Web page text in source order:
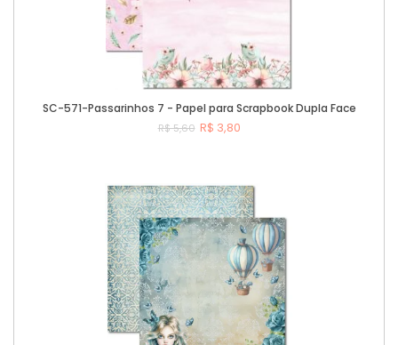
SC-571-Passarinhos 7 - Papel para Scrapbook Dupla Face
R$ 5,60 R$ 3,80